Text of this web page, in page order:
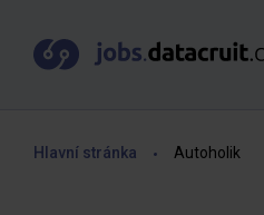
Hlavní stránka Autoholik